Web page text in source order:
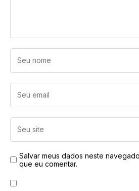
Salvar meus dados neste
que eu comentar.